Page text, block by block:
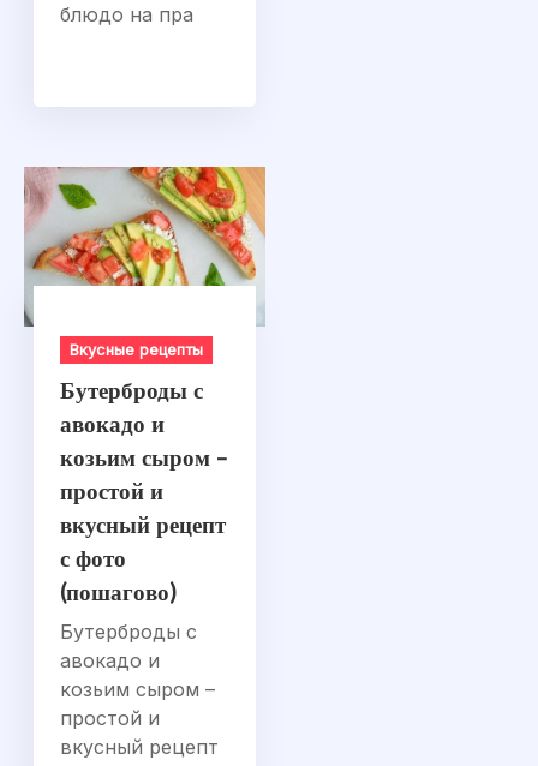
блюдо на пра
Вкусные рецепты
Бутерброды с
авокадо и
козьим сыром –
простой и
вкусный рецепт
с фото
(пошагово)
Бутерброды с
авокадо и
козьим сыром –
простой и
вкусный рецепт